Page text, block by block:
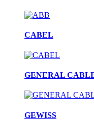
CABEL
GENERAL
GEWISS